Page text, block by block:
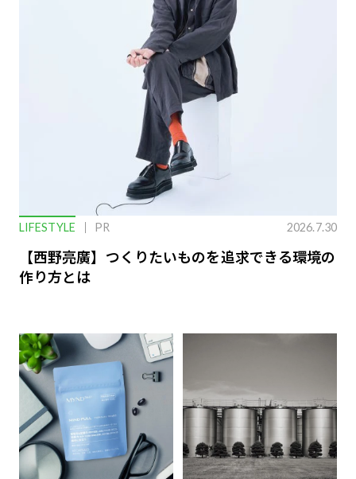
LIFESTYLE PR 2026.7.30
【西野亮廣】つくりたいものを追求できる環境の
作り方とは